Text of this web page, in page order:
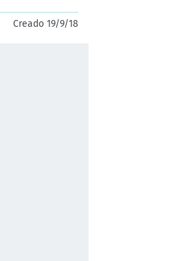
Creado 19/9/18